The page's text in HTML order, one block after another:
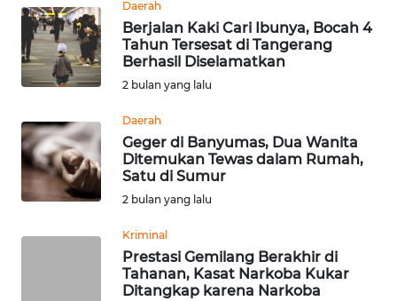
Daerah
Berjalan Kaki Cari Ibunya, Bocah 4
Tahun Tersesat di Tangerang
Berhasil Diselamatkan
2 bulan yang lalu
Daerah
Geger di Banyumas, Dua Wanita
Ditemukan Tewas dalam Rumah,
Satu di Sumur
2 bulan yang lalu
Kriminal
Prestasi Gemilang Berakhir di
Tahanan, Kasat Narkoba Kukar
Ditangkap karena Narkoba
DISCLAIMER
Regional
WN
SUMUT
WN